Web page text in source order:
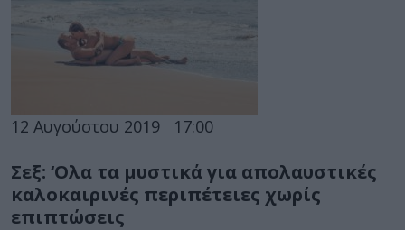
12 Αυγούστου 2019 17:00
Σεξ: ‘Ολα τα μυστικά για απολαυστικές
καλοκαιρινές περιπέτειες χωρίς
επιπτώσεις